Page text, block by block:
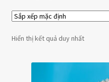
Giỏ hàng
Tài khoản
Thanh toán
Hiển thị kết quả duy nhất